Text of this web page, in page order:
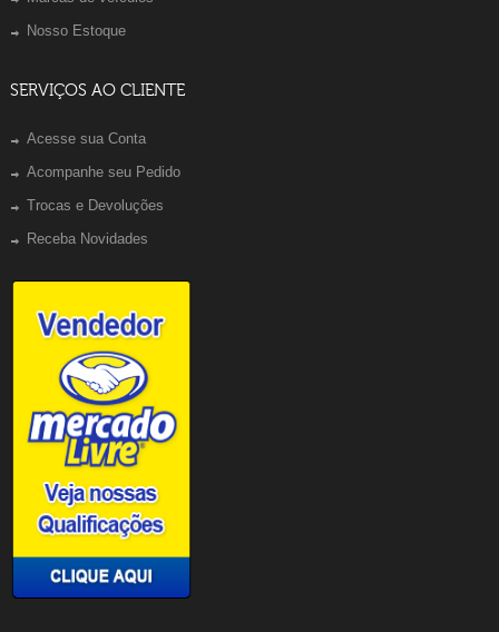
Nosso Estoque
SERVIÇOS AO CLIENTE
Acesse sua Conta
Acompanhe seu Pedido
Trocas e Devoluções
Receba Novidades